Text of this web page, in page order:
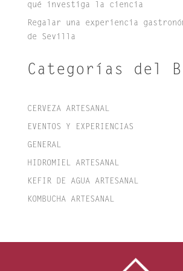
qué investiga la ciencia
Regalar una experiencia
de Sevilla
Categorías del
CERVEZA ARTESANAL
EVENTOS Y EXPERIENCIAS
GENERAL
HIDROMIEL ARTESANAL
KEFIR DE AGUA ARTESANAL
KOMBUCHA ARTESANAL